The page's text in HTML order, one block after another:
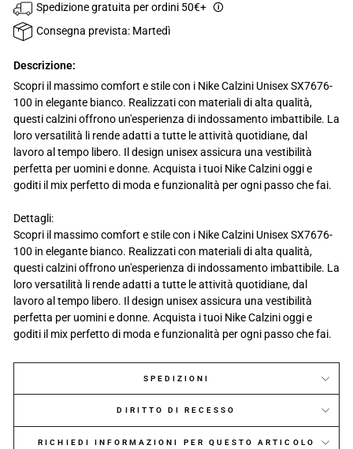
Spedizione gratuita per ordini 50€+ 🛈
Consegna prevista: Martedì
Descrizione:
Scopri il massimo comfort e stile con i Nike Calzini Unisex SX7676-
100 in elegante bianco. Realizzati con materiali di alta qualità,
questi calzini offrono un'esperienza di indossamento imbattibile. La
loro versatilità li rende adatti a tutte le attività quotidiane, dal
lavoro al tempo libero. Il design unisex assicura una vestibilità
perfetta per uomini e donne. Acquista i tuoi Nike Calzini oggi e
goditi il mix perfetto di moda e funzionalità per ogni passo che fai.
Dettagli:
Scopri il massimo comfort e stile con i Nike Calzini Unisex SX7676-
100 in elegante bianco. Realizzati con materiali di alta qualità,
questi calzini offrono un'esperienza di indossamento imbattibile. La
loro versatilità li rende adatti a tutte le attività quotidiane, dal
lavoro al tempo libero. Il design unisex assicura una vestibilità
perfetta per uomini e donne. Acquista i tuoi Nike Calzini oggi e
goditi il mix perfetto di moda e funzionalità per ogni passo che fai.
SPEDIZIONI
DIRITTO DI RECESSO
RICHIEDI INFORMAZIONI PER QUESTO ARTICOLO